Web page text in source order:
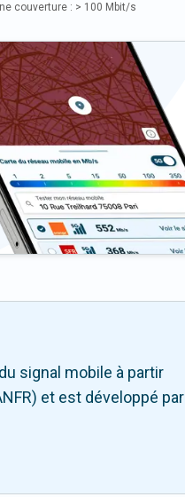
couverture : > 100 Mbit/s
signal mobile à partir
et est développé par